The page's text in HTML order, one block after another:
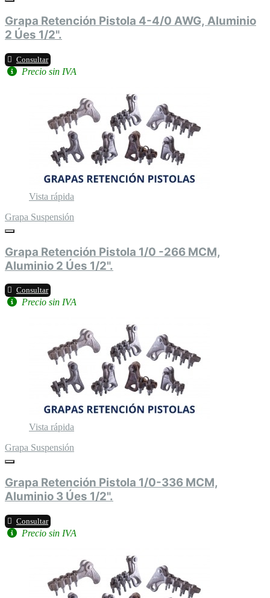
Grapa Retención Pistola 4-4/0 AWG, Aluminio
2 Úes 1/2".
Consultar
Precio sin IVA
Vista rápida
Grapa Suspensión
Grapa Retención Pistola 1/0 -266 MCM,
Aluminio 2 Úes 1/2".
Consultar
Precio sin IVA
Vista rápida
Grapa Suspensión
Grapa Retención Pistola 1/0-336 MCM,
Aluminio 3 Úes 1/2".
Consultar
Precio sin IVA